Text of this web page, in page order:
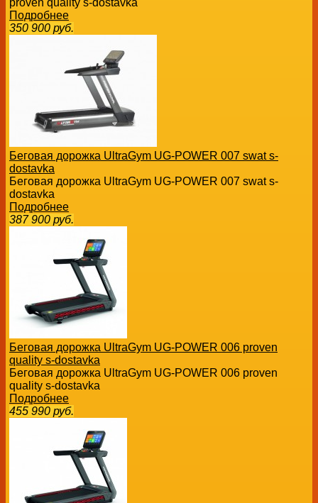
Подробнее
350 900 руб.
Беговая дорожка UltraGym UG-POWER 007 swat s-
dostavka
Беговая дорожка UltraGym UG-POWER 007 swat s-
dostavka
Подробнее
387 900 руб.
Беговая дорожка UltraGym UG-POWER 006 proven
quality s-dostavka
Беговая дорожка UltraGym UG-POWER 006 proven
quality s-dostavka
Подробнее
455 990 руб.